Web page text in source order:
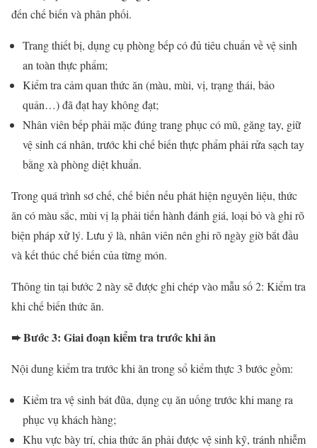
đến chế biến và phân phối.
Trang thiết bị, dụng cụ phòng bếp có đủ tiêu chuẩn về vệ sinh
an toàn thực phẩm;
Kiểm tra cảm quan thức ăn (màu, mùi, vị, trạng thái, bảo
quản…) đã đạt hay không đạt;
Nhân viên bếp phải mặc đúng trang phục có mũ, găng tay, giữ
vệ sinh cá nhân, trước khi chế biến thực phẩm phải rửa sạch tay
bằng xà phòng diệt khuẩn.
Trong quá trình sơ chế, chế biến nếu phát hiện nguyên liệu, thức
ăn có màu sắc, mùi vị lạ phải tiến hành đánh giá, loại bỏ và ghi rõ
biện pháp xử lý. Lưu ý là, nhân viên nên ghi rõ ngày giờ bắt đầu
và kết thúc chế biến của từng món.
Thông tin tại bước 2 này sẽ được ghi chép vào mẫu số 2: Kiểm tra
khi chế biến thức ăn.
➨ Bước 3: Giai đoạn kiểm tra trước khi ăn
Nội dung kiểm tra trước khi ăn trong sổ kiểm thực 3 bước gồm:
Kiểm tra vệ sinh bát đũa, dụng cụ ăn uống trước khi mang ra
phục vụ khách hàng;
Khu vực bày trí, chia thức ăn phải được vệ sinh kỹ, tránh nhiễm